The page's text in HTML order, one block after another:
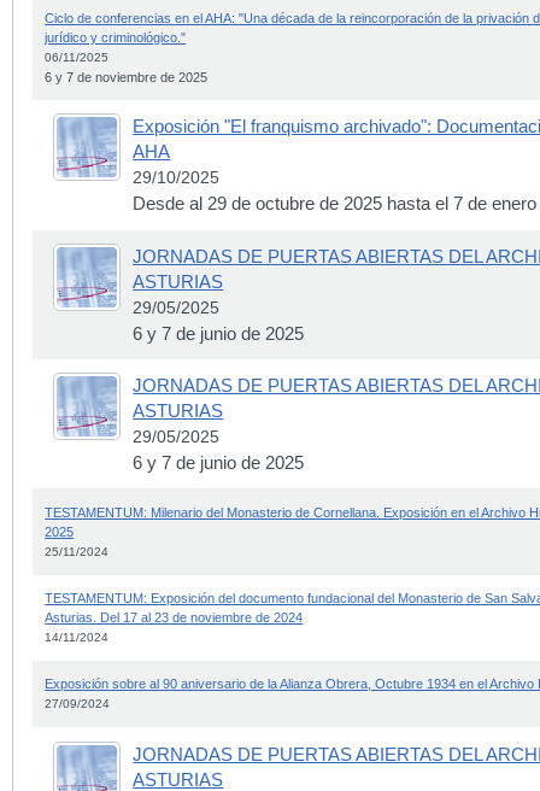
Ciclo de conferencias en el AHA: "Una década de la reincorporación de la privación
jurídico y criminológico."
06/11/2025
6 y 7 de noviembre de 2025
Exposición "El franquismo archivado":
AHA
29/10/2025
Desde al 29 de octubre de 2025 hasta el 7 de
JORNADAS DE PUERTAS ABIERTAS DEL
ASTURIAS
29/05/2025
6 y 7 de junio de 2025
JORNADAS DE PUERTAS ABIERTAS DEL
ASTURIAS
29/05/2025
6 y 7 de junio de 2025
TESTAMENTUM: Milenario del Monasterio de Cornellana. Exposición en el Archivo
2025
25/11/2024
TESTAMENTUM: Exposición del documento fundacional del Monasterio de San
Asturias. Del 17 al 23 de noviembre de 2024
14/11/2024
Exposición sobre al 90 aniversario de la Alianza Obrera, Octubre 1934 en el
27/09/2024
JORNADAS DE PUERTAS ABIERTAS DEL
ASTURIAS